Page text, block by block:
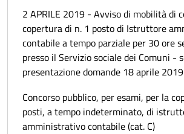
2 APRILE 2019 - Avviso di mobilità di
copertura di n. 1 posto di Istruttore
contabile a tempo parziale per 30 ore
presso il Servizio sociale dei Comuni -
presentazione domande 18 aprile 2019
Concorso pubblico, per esami, per la
posti, a tempo indeterminato, di
amministrativo contabile (cat. C)